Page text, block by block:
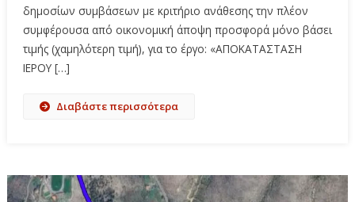
δημοσίων συμβάσεων με κριτήριο ανάθεσης την πλέον
συμφέρουσα από οικονομική άποψη προσφορά μόνο βάσει
τιμής (χαμηλότερη τιμή), για το έργο: «ΑΠΟΚΑΤΑΣΤΑΣΗ
ΙΕΡΟΥ […]
Διαβάστε περισσότερα